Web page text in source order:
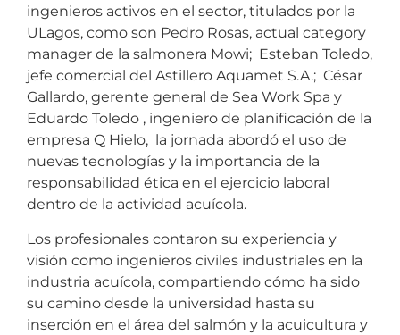
ingenieros activos en el sector, titulados por la
ULagos, como son Pedro Rosas, actual category
manager de la salmonera Mowi; Esteban Toledo,
jefe comercial del Astillero Aquamet S.A.; César
Gallardo, gerente general de Sea Work Spa y
Eduardo Toledo , ingeniero de planificación de la
empresa Q Hielo, la jornada abordó el uso de
nuevas tecnologías y la importancia de la
responsabilidad ética en el ejercicio laboral
dentro de la actividad acuícola.
Los profesionales contaron su experiencia y
visión como ingenieros civiles industriales en la
industria acuícola, compartiendo cómo ha sido
su camino desde la universidad hasta su
inserción en el área del salmón y la acuicultura y